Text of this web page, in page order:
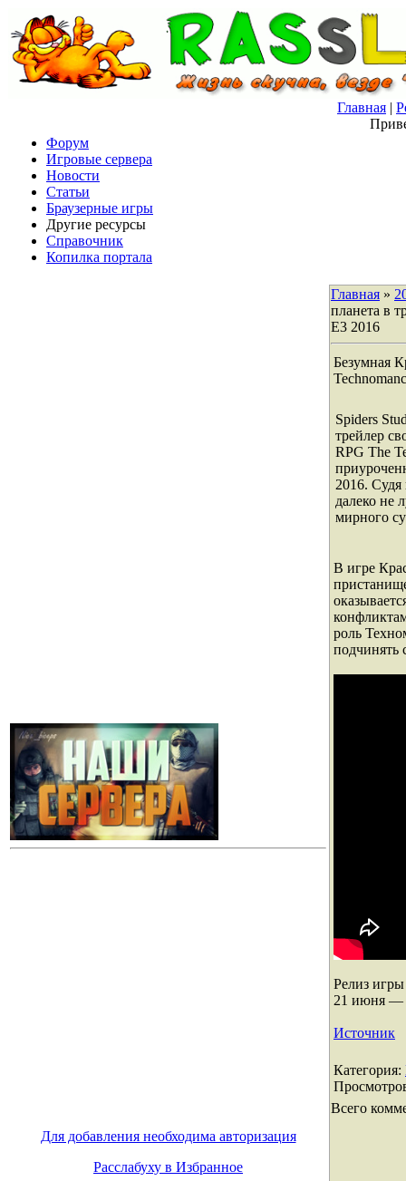
Главная |
Форум
Игровые сервера
Новости
Статьи
Браузерные игры
Другие ресурсы
Справочник
Копилка портала
Для добавления необходима авторизация
Расслабуху в Избранное
Главная »
планета в
E3 2016
Безумная
Spiders
трейлер
RPG The
2016.
далеко не
мирного
В игре
роль
подчинять
Релиз
21 июня —
Источник
Категория:
Всего